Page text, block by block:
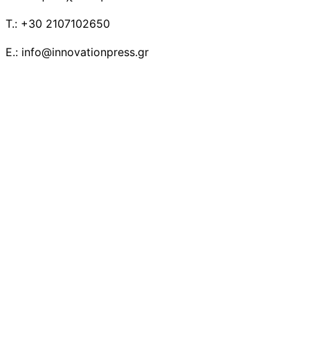
T.: +30 2107102650
E.: info@innovationpress.gr